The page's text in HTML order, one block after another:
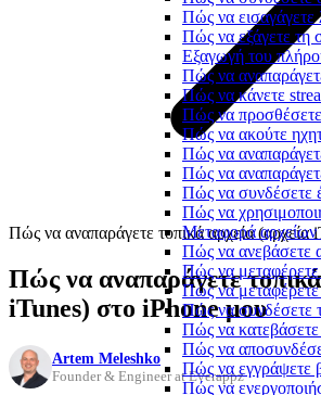
Πώς να
Πώς να εξάγετε
Εξαγωγή του
Πώς να
Πώς να κάνετε
Πώς να προσθέσετε
Πώς να ακούτε
Πώς να
Πώς να
Πώς να συνδέσετε
Πώς να
Μεταφορά αρχείων
Πώς να ανεβάσετε
Πώς να
Πώς να
Πώς να συνδέσετε
Πώς να
Πώς να
Πώς να εγγράψετε
Πώς να
Πώς να αναπαράγετε τοπικά αρχεία
Πώς να αναπαράγετε
iTunes) στο iPhone μου
Artem Meleshko
Founder & Engineer at Everappz